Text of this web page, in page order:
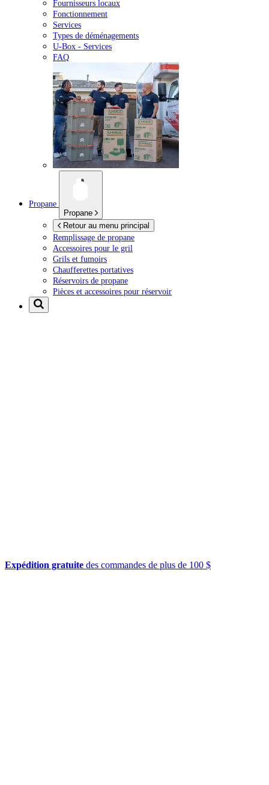
Fournisseurs locaux
Fonctionnement
Services
Types de déménagements
U-Box - Services
FAQ
Propane
Propane
Retour au menu principal
Remplissage de propane
Accessoires pour le gril
Grils et fumoirs
Chaufferettes portatives
Réservoirs de propane
Pièces et accessoires pour réservoir
Expédition gratuite des commandes de plus de 100 $